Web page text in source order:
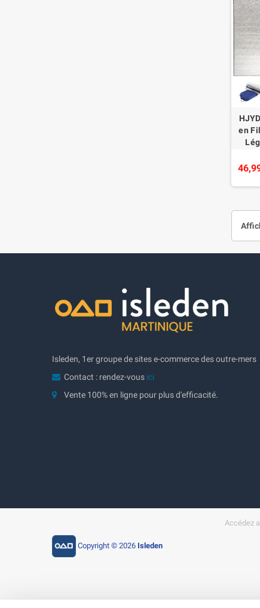
en
Isleden, 1er groupe de sites e-commerce des outre-mers
Contact : rendez-vous ici
Vente 100% en ligne pour plus d'efficacité.
Accédez
Copyright © 2026 Isleden